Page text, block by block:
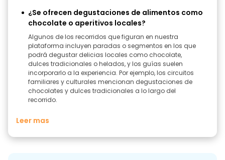
¿Se ofrecen degustaciones de alimentos como
chocolate o aperitivos locales?
Algunos de los recorridos que figuran en nuestra
plataforma incluyen paradas o segmentos en los que
podrá degustar delicias locales como chocolate,
dulces tradicionales o helados, y los guías suelen
incorporarlo a la experiencia. Por ejemplo, los circuitos
familiares y culturales mencionan degustaciones de
chocolates y dulces tradicionales a lo largo del
recorrido.
Leer mas